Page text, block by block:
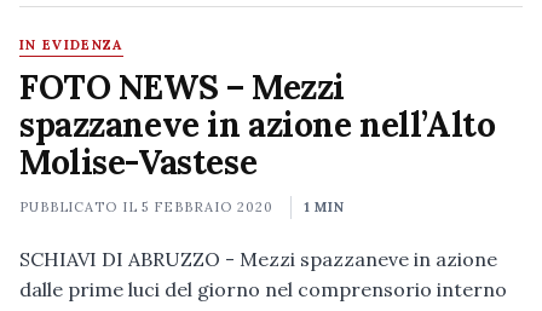
IN EVIDENZA
FOTO NEWS – Mezzi
spazzaneve in azione nell’Alto
Molise-Vastese
PUBBLICATO IL5 FEBBRAIO 2020 1 MIN
SCHIAVI DI ABRUZZO - Mezzi spazzaneve in azione
dalle prime luci del giorno nel comprensorio interno